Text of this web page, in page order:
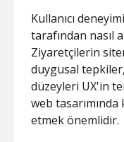
Kullanıcı
tarafından nasıl
Ziyaretçilerin
duygusal
düzeyleri UX'in
web
etmek önemlidir.